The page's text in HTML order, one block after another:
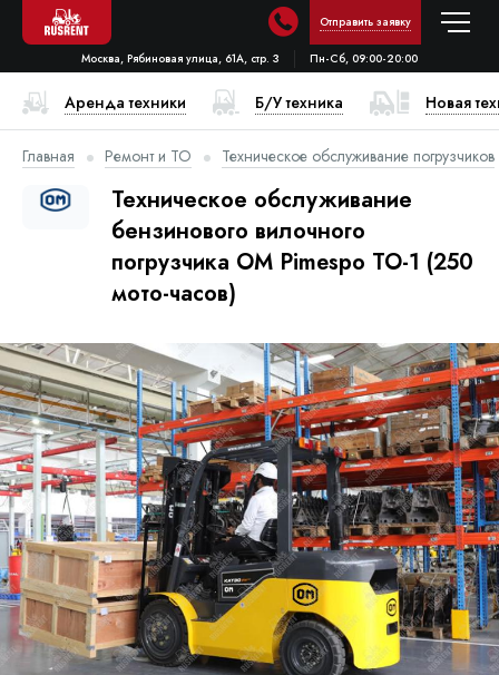
Отправить заявку
Москва, Рябиновая улица, 61А, стр. 3 Пн-Сб, 09:00-20:00
Аренда техники Б/У техника Новая
Главная Ремонт и ТО Техническое обслуживание погрузчиков
Техническое обслуживание
бензинового вилочного
погрузчика OM Pimespo ТО-1 (250
мото-часов)